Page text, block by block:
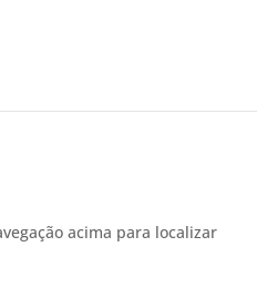
acima para localizar